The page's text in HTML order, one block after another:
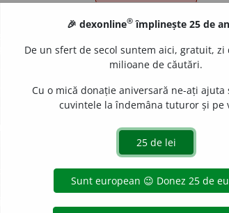
sunt compilate de echipa dexonline.
reordona filele pe pagina depreferințe.
surse
neutru
care apar împreună în cursul
🎉 dexonline® împlinește 25 de
De un sfert de secol suntem aici, gratuit, zi
milioane de căutări.
Cu o mică donație aniversară ne-ați ajuta
cuvintele la îndemâna tuturor și pe